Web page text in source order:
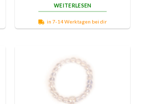
WEITERLESEN
in 7-14 Werktagen bei dir